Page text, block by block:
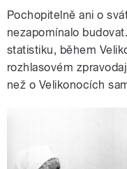
Pochopitelně ani o
nezapomínalo
statistiku, během
rozhlasovém
než o Velikonocích